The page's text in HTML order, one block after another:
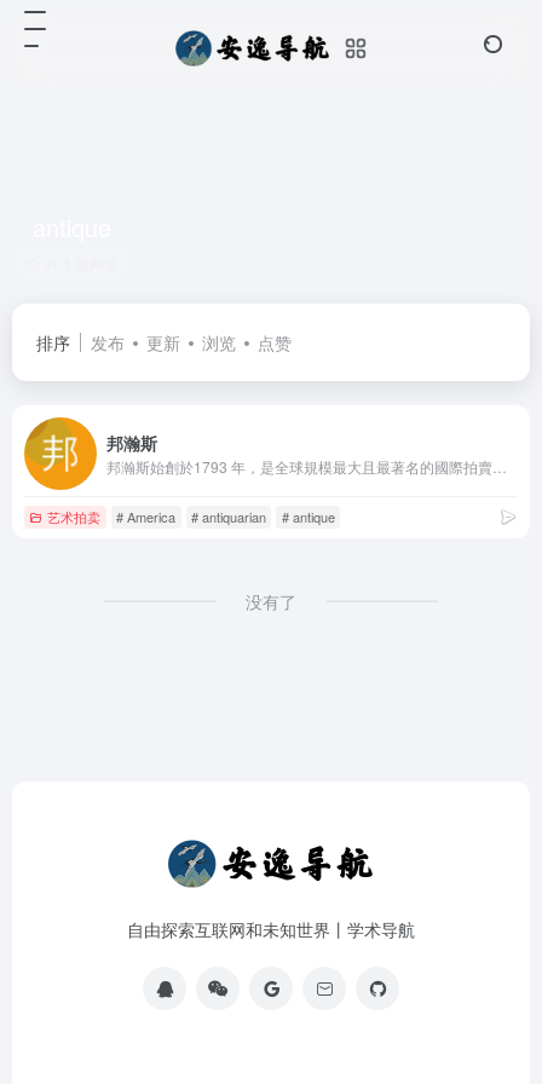
排序 发布 更新 浏览 点赞
邦瀚斯
艺术拍卖 # America # antiquarian # antique
没有了
自由探索互联网和未知世界丨学术导航